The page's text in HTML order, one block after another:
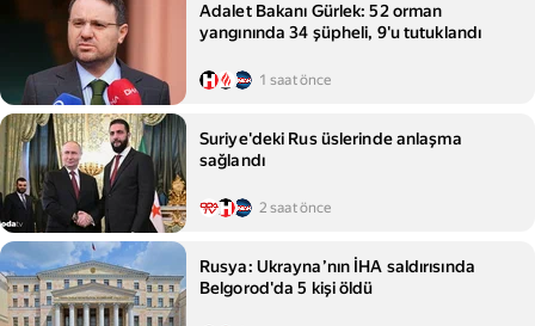
Adalet Bakanı Gürlek: 52 orman
yangınında 34 şüpheli, 9'u tutuklandı
1 saat önce
Suriye'deki Rus üslerinde anlaşma
sağlandı
2 saat önce
Rusya: Ukrayna’nın İHA saldırısında
Belgorod'da 5 kişi öldü